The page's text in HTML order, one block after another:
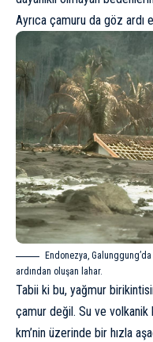
Ayrıca çamuru da göz ardı
Endonezya,
ardından oluşan lahar.
Tabii ki bu, yağmur
çamur değil. Su ve volkanik
km’nin üzerinde bir hızla